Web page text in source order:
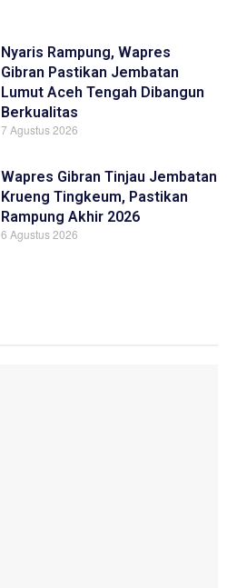
Nyaris Rampung, Wapres
Gibran Pastikan Jembatan
Lumut Aceh Tengah Dibangun
Berkualitas
7 Agustus 2026
Wapres Gibran Tinjau Jembatan
Krueng Tingkeum, Pastikan
Rampung Akhir 2026
6 Agustus 2026